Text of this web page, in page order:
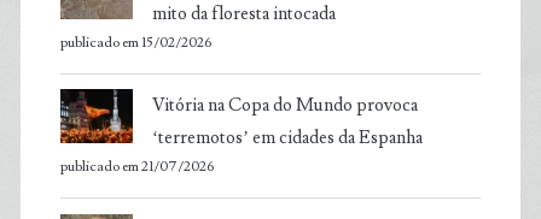
mito da floresta intocada
publicado em 15/02/2026
Vitória na Copa do Mundo provoca
‘terremotos’ em cidades da Espanha
publicado em 21/07/2026